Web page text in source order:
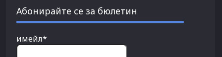
Абонирайте се за бюлетин
имейл*